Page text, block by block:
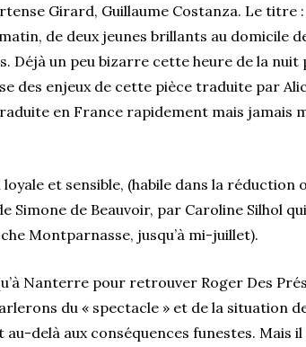
Girard, Guillaume Costanza. Le titre :
de deux jeunes brillants au domicile
Déjà un peu bizarre cette heure de la
des enjeux de cette pièce traduite par
en France rapidement mais jamais
et sensible, (habile dans la réduction
Simone de Beauvoir, par Caroline Silhol
Montparnasse, jusqu’à mi-juillet).
Nanterre pour retrouver Roger Des
du « spectacle » et de la situation
au-delà aux conséquences funestes.